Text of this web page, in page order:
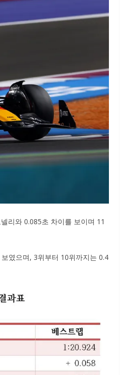
리와 0.085초 차이를 보이며 11
였으며, 3위부터 10위까지는 0.4